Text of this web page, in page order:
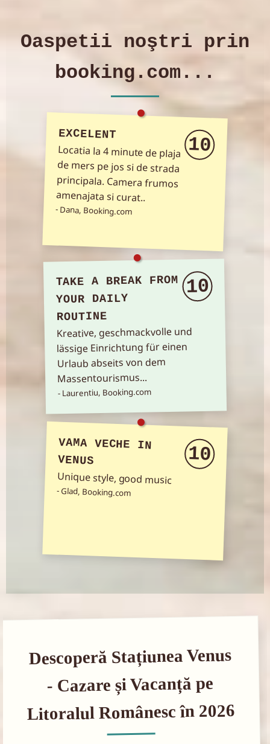
Oaspetii noştri prin
booking.com...
10
EXCELENT
Locatia la 4 minute de plaja
de mers pe jos si de strada
principala. Camera frumos
amenajata si curat..
- Dana, Booking.com
10
TAKE A BREAK FROM
YOUR DAILY
ROUTINE
Kreative, geschmackvolle und
lässige Einrichtung für einen
Urlaub abseits von dem
Massentourismus...
- Laurentiu, Booking.com
10
VAMA VECHE IN
VENUS
Unique style, good music
- Glad, Booking.com
Descoperă Stațiunea Venus
- Cazare și Vacanță pe
Litoralul Românesc în 2026